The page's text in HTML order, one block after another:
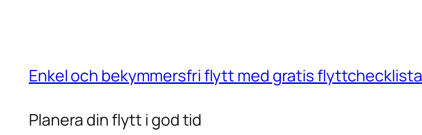
Enkel och bekymmersfri flytt med gratis flyttchecklista
Planera din flytt i god tid